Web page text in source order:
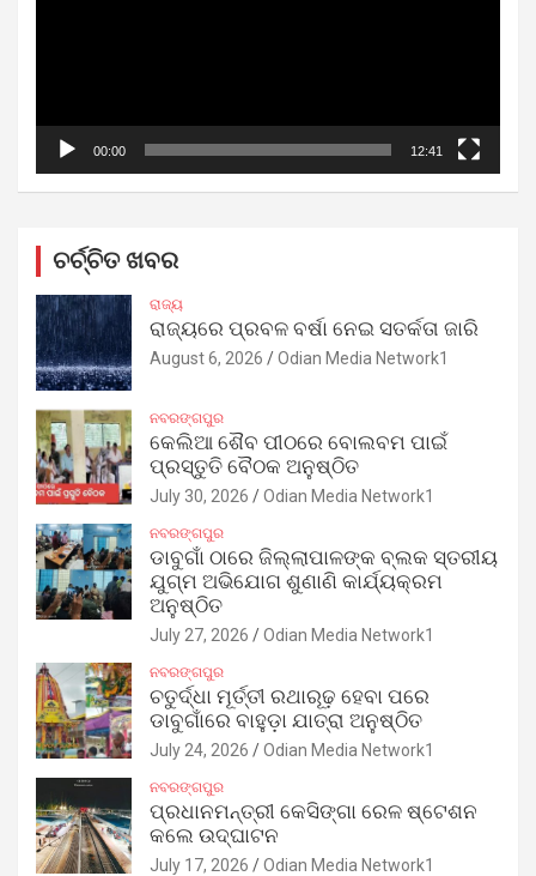
00:00 12:41
ଚର୍ଚ୍ଚିତ ଖବର
ରାଜ୍ୟ
ରାଜ୍ୟରେ ପ୍ରବଳ ବର୍ଷା ନେଇ ସତର୍କତା ଜାରି
August 6, 2026 Odian Media Network1
ନବରଙ୍ଗପୁର
କେଲିଆ ଶୈବ ପୀଠରେ ବୋଲବମ ପାଇଁ
ପ୍ରସ୍ତୁତି ବୈଠକ ଅନୁଷ୍ଠିତ
July 30, 2026 Odian Media Network1
ନବରଙ୍ଗପୁର
ଡାବୁଗାଁ ଠାରେ ଜିଲ୍ଲାପାଳଙ୍କ ବ୍ଲକ ସ୍ତରୀୟ
ଯୁଗ୍ମ ଅଭିଯୋଗ ଶୁଣାଣି କାର୍ଯ୍ୟକ୍ରମ
ଅନୁଷ୍ଠିତ
July 27, 2026 Odian Media Network1
ନବରଙ୍ଗପୁର
ଚତୁର୍ଦ୍ଧା ମୂର୍ତ୍ତୀ ରଥାରୂଢ଼ ହେବା ପରେ
ଡାବୁଗାଁରେ ବାହୁଡ଼ା ଯାତ୍ରା ଅନୁଷ୍ଠିତ
July 24, 2026 Odian Media Network1
ନବରଙ୍ଗପୁର
ପ୍ରଧାନମନ୍ତ୍ରୀ କେସିଙ୍ଗା ରେଳ ଷ୍ଟେଶନ
କଲେ ଉଦ୍‌ଘାଟନ
July 17, 2026 Odian Media Network1